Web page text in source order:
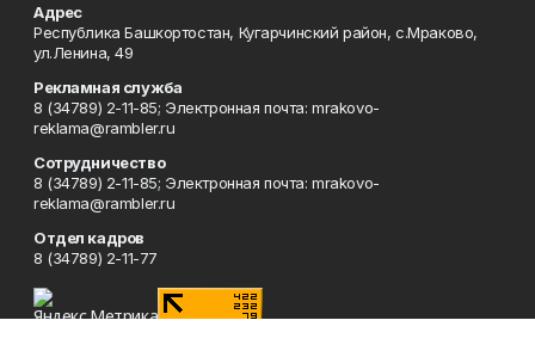
Адрес
Республика Башкортостан, Кугарчинский район, с.Мраково,
ул.Ленина, 49
Рекламная служба
8 (34789) 2-11-85; Электронная почта: mrakovo-
reklama@rambler.ru
Сотрудничество
8 (34789) 2-11-85; Электронная почта: mrakovo-
reklama@rambler.ru
Отдел кадров
8 (34789) 2-11-77